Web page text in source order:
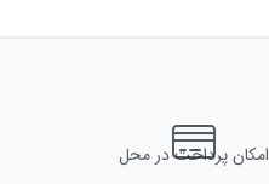
امکان پرداخت در محل